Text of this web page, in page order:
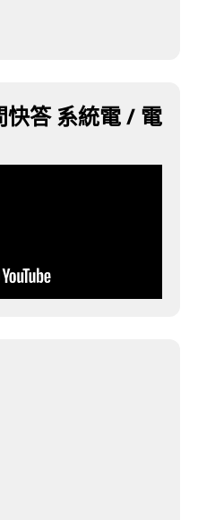
答 系統電 / 電